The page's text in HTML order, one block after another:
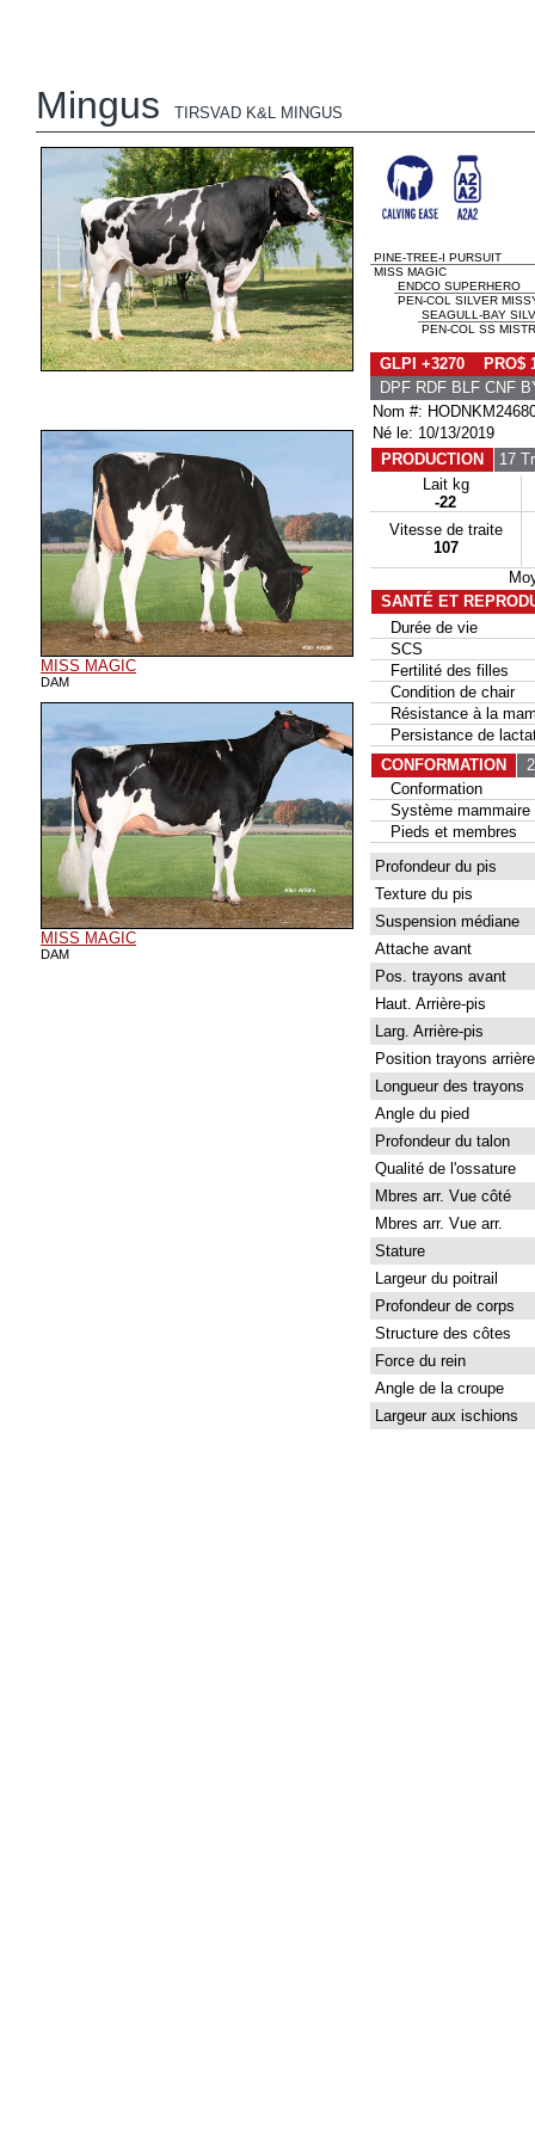
Mingus TIRSVAD K&L MINGUS
MISS MAGIC
DAM
MISS MAGIC
DAM
PINE-TREE-I PURSUIT
MISS MAGIC
ENDCO SUPERHERO
PEN-COL SILVER
SEAGULL-BAY
PEN-COL SS
GLPI +3270 PRO$
DPF RDF BLF CNF
Nom #:
Né le: 10/13/2019
PRODUCTION
17
Lait kg
-22
Vitesse de traite
107
SANTÉ ET
Durée de vie
SCS
Fertilité des filles
Condition de chair
Résistance à la
Persistance de
CONFORMATION
Conformation
Système mammaire
Pieds et membres
Profondeur du pis
Texture du pis
Suspension médiane
Attache avant
Pos. trayons avant
Haut. Arrière-pis
Larg. Arrière-pis
Position trayons arrière
Longueur des trayons
Angle du pied
Profondeur du talon
Qualité de l'ossature
Mbres arr. Vue côté
Mbres arr. Vue arr.
Stature
Largeur du poitrail
Profondeur de corps
Structure des côtes
Force du rein
Angle de la croupe
Largeur aux ischions